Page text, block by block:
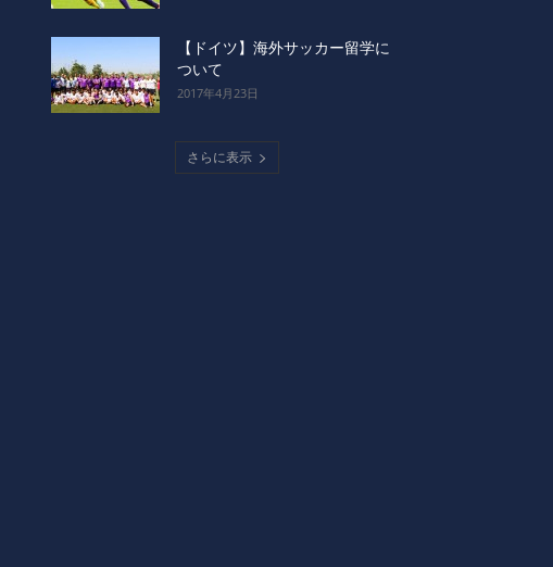
【ドイツ】海外サッカー留学に
ついて
2017年4月23日
さらに表示